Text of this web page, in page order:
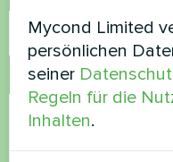
Kommentar
Mycond Limited
persönlichen
seiner
Regeln für die
Inhalten.